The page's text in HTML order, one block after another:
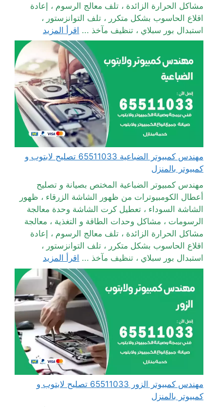
مشاكل الحرارة الزائدة ، تلف معالج الرسوم ، إعادة
اقلاع الحاسوب بشكل متكرر ، تلف التوانزستور ،
استبدال بور سبلاي ، تنظيف مآخذ ... اقرأ المزيد
مهندس كمبيوتر الضباعية 65511033 تصليح لابتوب و
كمبيوتر بالمنزل
مهندس كمبيوتر الضباعية المختص بصيانة و تصليح
أعطال الكومبيوترات من ظهور الشاشة الزرقاء ، ظهور
الشاشة السوداء ، تعطيل كرت الشاشة وحدة معالجة
الرسومات ، مشاكل وحدات الطاقة و التغذية ، معالجة
مشاكل الحرارة الزائدة ، تلف معالج الرسوم ، إعادة
اقلاع الحاسوب بشكل متكرر ، تلف التوانزستور ،
استبدال بور سبلاي ، تنظيف مآخذ ... اقرأ المزيد
مهندس كمبيوتر الزور 65511033 تصليح لابتوب و
كمبيوتر بالمنزل